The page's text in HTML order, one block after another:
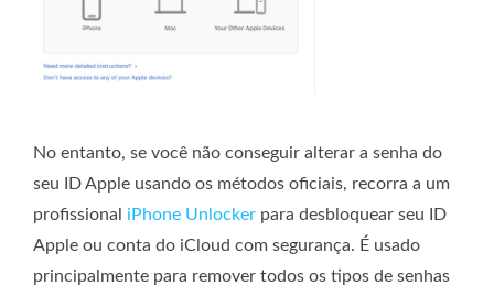
No entanto, se você não conseguir alterar a senha do
seu ID Apple usando os métodos oficiais, recorra a um
profissional iPhone Unlocker para desbloquear seu ID
Apple ou conta do iCloud com segurança. É usado
principalmente para remover todos os tipos de senhas